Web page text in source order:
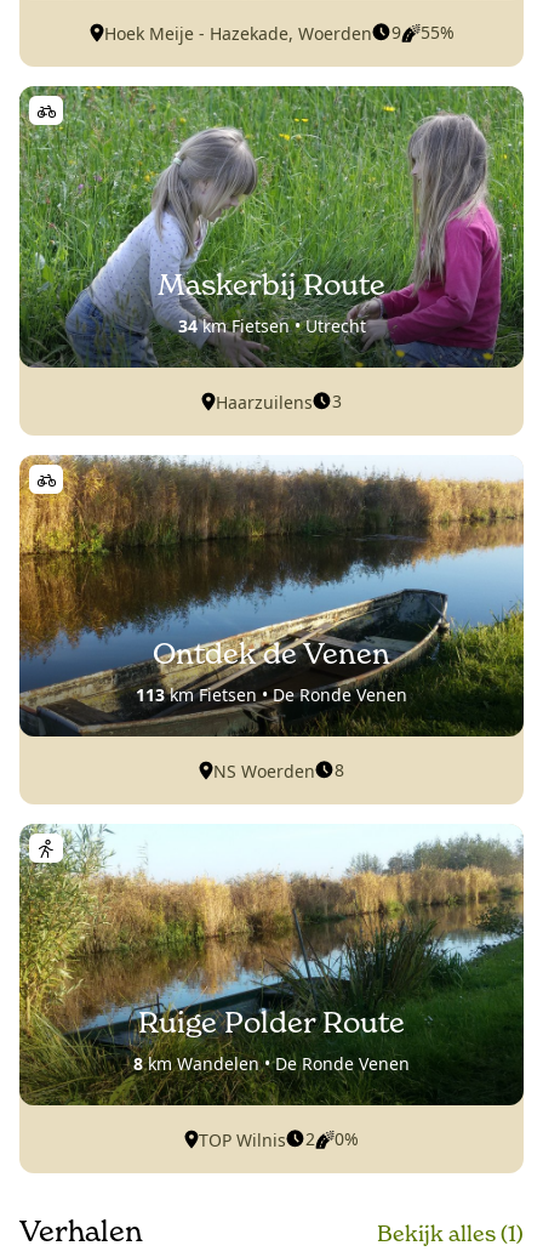
Hoek Meije - Hazekade, Woerden 9 55%
Maskerbij Route
34km Fietsen • Utrecht
Haarzuilens 3
Ontdek de Venen
113km Fietsen • De Ronde Venen
NS Woerden 8
Ruige Polder Route
8km Wandelen • De Ronde Venen
TOP Wilnis 2 0%
Verhalen Bekijk alles(1)